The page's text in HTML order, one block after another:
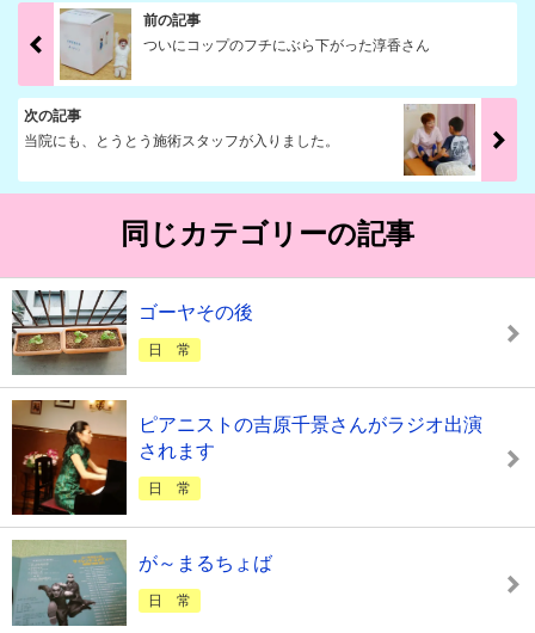
前の記事
ついにコップのフチにぶら下がった淳香さん
次の記事
当院にも、とうとう施術スタッフが入りました。
同じカテゴリーの記事
ゴーヤその後
日 常
ピアニストの吉原千景さんがラジオ出演
されます
日 常
が～まるちょば
日 常